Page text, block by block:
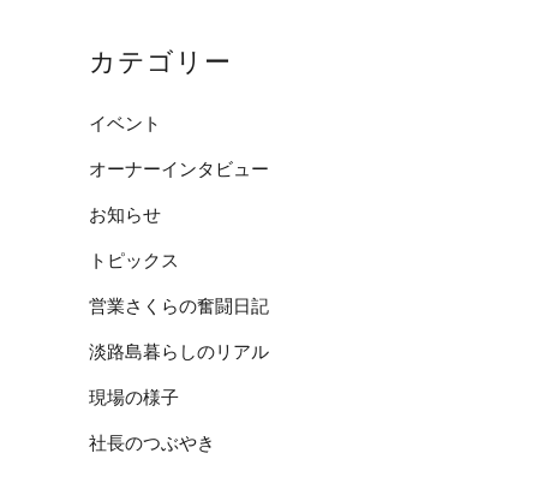
カテゴリー
イベント
オーナーインタビュー
お知らせ
トピックス
営業さくらの奮闘日記
淡路島暮らしのリアル
現場の様子
社長のつぶやき